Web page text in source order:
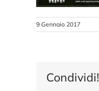
9 Gennaio 2017
Condividi!